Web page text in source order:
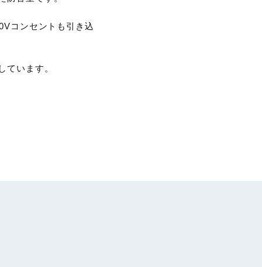
コンセントも引き込
ています。